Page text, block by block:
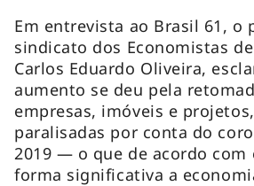
Em entrevista ao Brasil 61, o
sindicato dos Economistas
Carlos Eduardo Oliveira,
aumento se deu pela
empresas, imóveis e
paralisadas por conta do
2019 — o que de acordo com
forma significativa a